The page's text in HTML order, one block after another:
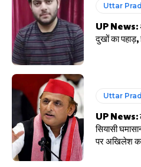
Uttar
UP News:
दुखों का
Uttar
UP News:
सियासी
पर अखिलेश